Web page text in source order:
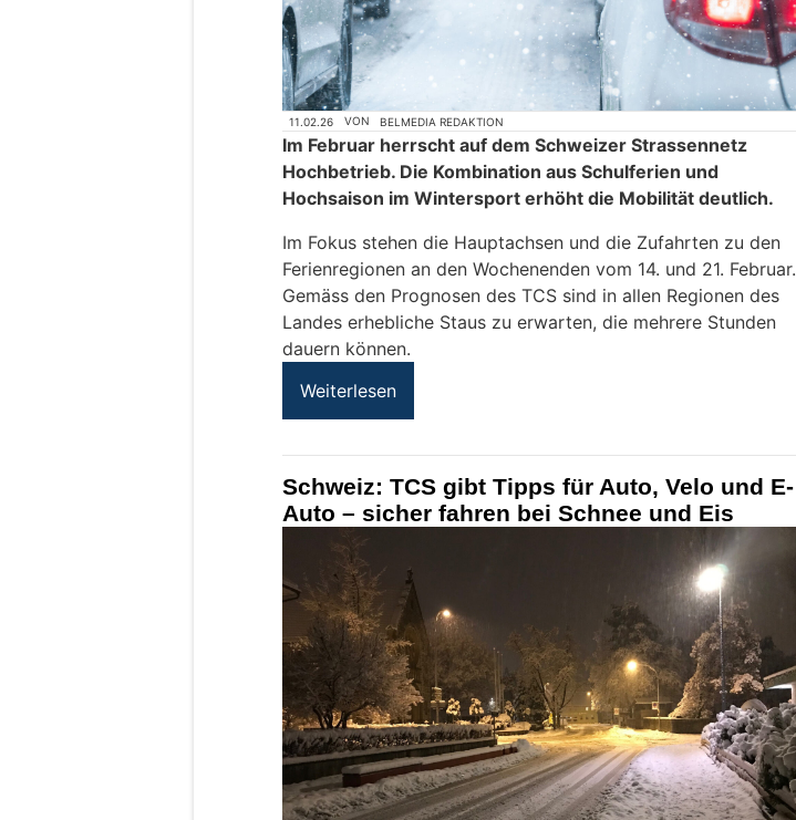
11.02.26 VON BELMEDIA REDAKTION
Im Februar herrscht auf dem Schweizer Strassennetz
Hochbetrieb. Die Kombination aus Schulferien und
Hochsaison im Wintersport erhöht die Mobilität deutlich.
Im Fokus stehen die Hauptachsen und die Zufahrten zu den
Ferienregionen an den Wochenenden vom 14. und 21. Februar.
Gemäss den Prognosen des TCS sind in allen Regionen des
Landes erhebliche Staus zu erwarten, die mehrere Stunden
dauern können.
Weiterlesen
Schweiz: TCS gibt Tipps für Auto, Velo und E-
Auto – sicher fahren bei Schnee und Eis